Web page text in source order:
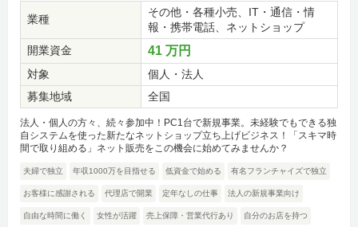
業種
その他・各種小売、IT・通信・情
報・携帯電話、ネットショップ
開業資金
41 万円
対象
個人・法人
募集地域
全国
法人・個人の方々、続々参加中！PC1台で新規事業。未経験でもできる独
自システムを使った新たなネットショップ立ち上げビジネス！「スキマ時
間で取り組める」ネット販売をこの機会に始めてみませんか？
夫婦で独立 年収1000万を目指せる 低資金で始める 有名フランチャイズで独立
お客様に感謝される 代理店で開業 定年なしの仕事 法人の新規事業向け
自由な時間に働く 女性が活躍 売上保障・営業代行あり 自分のお店を持つ